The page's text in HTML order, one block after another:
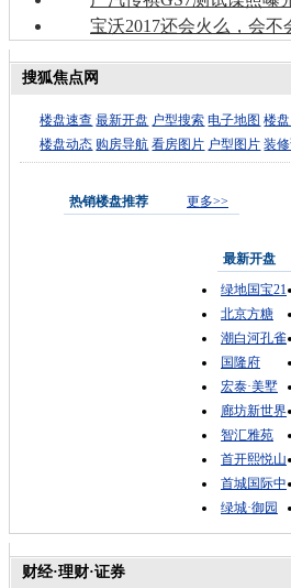
宝沃2017还会火么，会不
搜狐焦点网
楼盘速查 最新开盘 户型搜索 电子地图 楼
楼盘动态 购房导航 看房图片 户型图片 装
热销楼盘推荐 更多>>
最新开盘
绿地国宝21
北京方糖
潮白河孔雀
国隆府
宏泰·美墅
廊坊新世界
智汇雅苑
首开熙悦山
首城国际中
绿城·御园
财经·理财·证券